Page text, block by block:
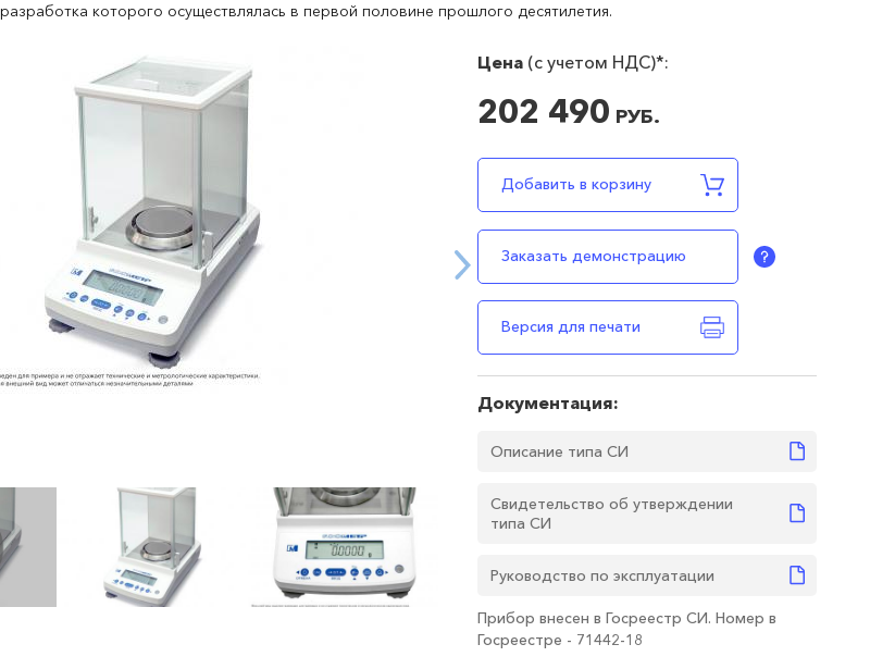
разработка которого осуществлялась в первой половине прошлого десятилетия.
Цена (c учетом НДС)*:
202 490 РУБ.
202490
RUB
Добавить в корзину
Заказать демонстрацию
Версия для печати
Документация:
Описание типа СИ
Свидетельство об утверждении
типа СИ
Руководство по эксплуатации
Прибор внесен в Госреестр СИ. Номер в
Госреестре - 71442-18